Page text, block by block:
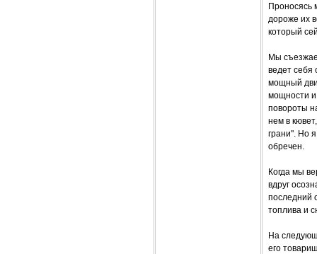
Проносясь
дороже их
который
Мы
ведет себя
мощный
мощности и
повороты
нем в
грани". Но
обречен.
Когда мы
вдруг
последний
топлива и
На
его